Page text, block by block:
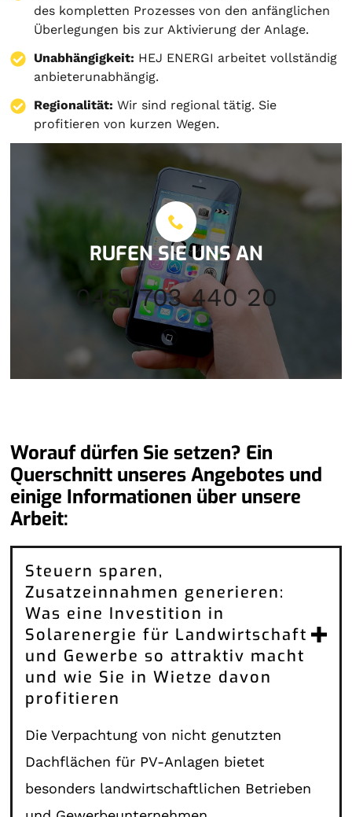
des kompletten Prozesses von den anfänglichen
Überlegungen bis zur Aktivierung der Anlage.
Unabhängigkeit: HEJ ENERGI arbeitet vollständig
anbieterunabhängig.
Regionalität: Wir sind regional tätig. Sie
profitieren von kurzen Wegen.
RUFEN SIE UNS AN
0451 703 440 20
Worauf dürfen Sie setzen? Ein
Querschnitt unseres Angebotes und
einige Informationen über unsere
Arbeit:
Steuern sparen,
Zusatzeinnahmen generieren:
Was eine Investition in
Solarenergie für Landwirtschaft
und Gewerbe so attraktiv macht
und wie Sie in Wietze davon
profitieren
Die Verpachtung von nicht genutzten
Dachflächen für PV-Anlagen bietet
besonders landwirtschaftlichen Betrieben